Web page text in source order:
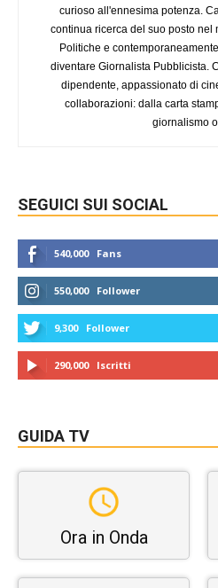
curioso all'ennesima potenza.
continua ricerca del suo posto nel
Politiche e
diventare Giornalista Pubblicista.
dipendente, appassionato di
collaborazioni: dalla carta
giornalismo
SEGUICI SUI SOCIAL
540,000 Fans
550,000 Follower
9,300 Follower
290,000 Iscritti
GUIDA TV
Ora in Onda